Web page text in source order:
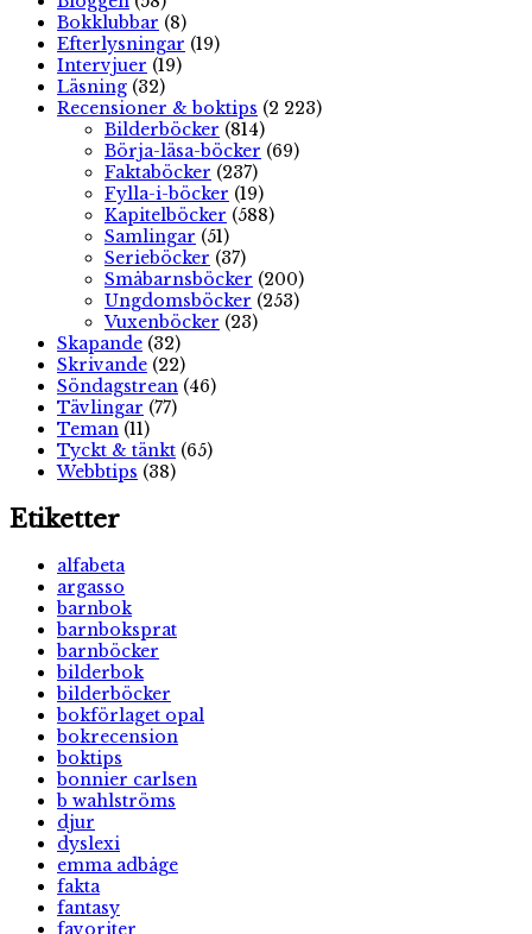
Bokklubbar (8)
Efterlysningar (19)
Intervjuer (19)
Läsning (32)
Recensioner & boktips (2 223)
Bilderböcker (814)
Börja-läsa-böcker (69)
Faktaböcker (237)
Fylla-i-böcker (19)
Kapitelböcker (588)
Samlingar (51)
Serieböcker (37)
Småbarnsböcker (200)
Ungdomsböcker (253)
Vuxenböcker (23)
Skapande (32)
Skrivande (22)
Söndagstrean (46)
Tävlingar (77)
Teman (11)
Tyckt & tänkt (65)
Webbtips (38)
Etiketter
alfabeta
argasso
barnbok
barnboksprat
barnböcker
bilderbok
bilderböcker
bokförlaget opal
bokrecension
boktips
bonnier carlsen
b wahlströms
djur
dyslexi
emma adbåge
fakta
fantasy
favoriter